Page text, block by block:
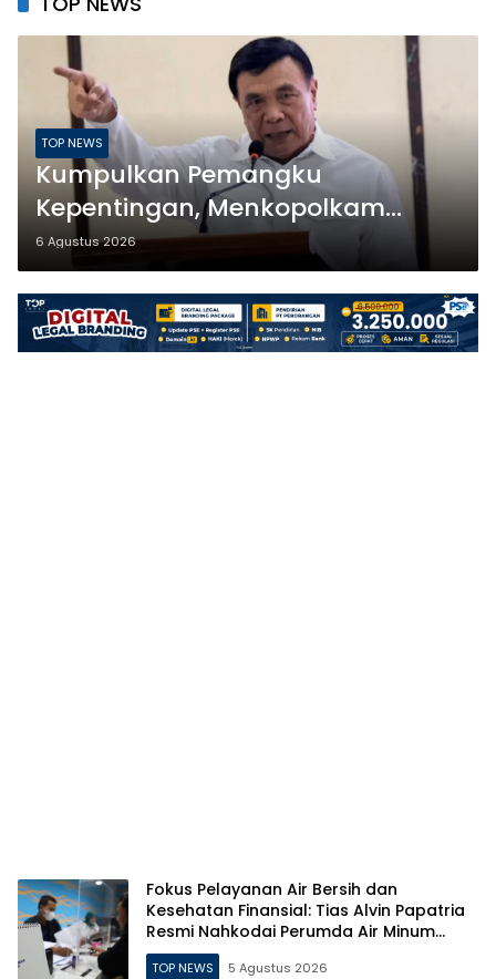
TOP NEWS
Kumpulkan Pemangku
Kepentingan, Menkopolkam
Tegaskan Indonesia Aman dan
Terkendali
6 Agustus 2026
Fokus Pelayanan Air Bersih dan
Kesehatan Finansial: Tias Alvin Papatria
Resmi Nahkodai Perumda Air Minum
Surabaya
TOP NEWS 5 Agustus 2026